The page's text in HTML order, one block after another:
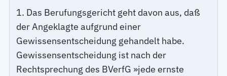
1. Das Berufungsgericht geht davon aus, daß
der Angeklagte aufgrund einer
Gewissensentscheidung gehandelt habe.
Gewissensentscheidung ist nach der
Rechtsprechung des BVerfG »jede ernste